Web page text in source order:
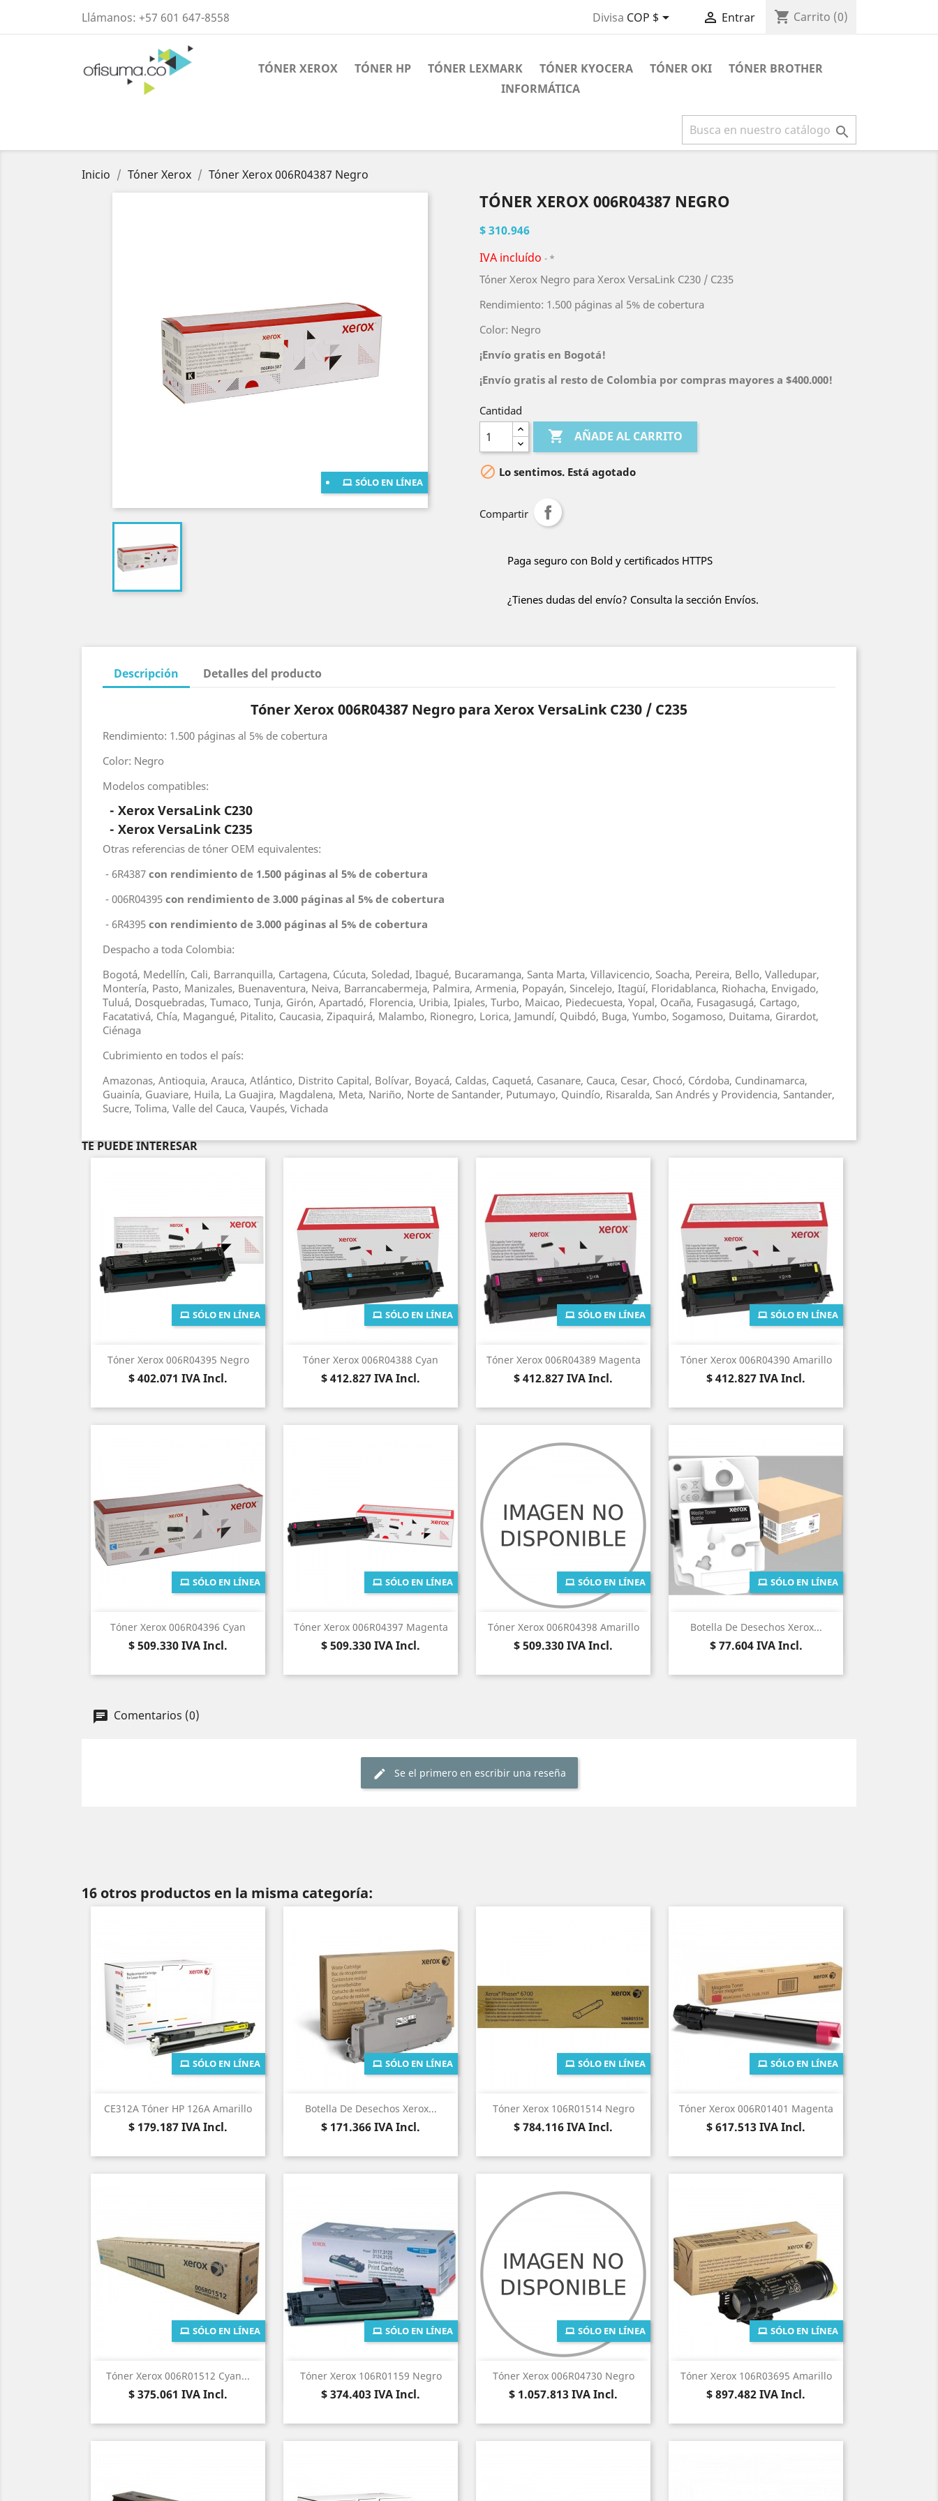
Llámanos: +57 601 647-8558 Divisa COP $  Entrar shopping_cart Carrito (0)
TÓNER XEROX TÓNER HP TÓNER LEXMARK TÓNER KYOCERA TÓNER OKI
TÓNER BROTHER
INFORMÁTICA

Inicio Tóner Xerox Tóner Xerox 006R04387 Negro
SÓLO EN LÍNEA
TÓNER XEROX 006R04387 NEGRO
$ 310.946
IVA incluído
*
Tóner Xerox Negro para Xerox VersaLink C230 / C235
Rendimiento: 1.500 páginas al 5% de cobertura
Color: Negro
¡Envío gratis en Bogotá!
¡Envío gratis al resto de Colombia por compras mayores a $400.000!
Cantidad
 AÑADE AL CARRITO
 Lo sentimos. Está agotado
Compartir
Paga seguro con Bold y certificados HTTPS
¿Tienes dudas del envío? Consulta la sección Envíos.
Descripción Detalles del producto
Tóner Xerox 006R04387 Negro para Xerox VersaLink C230 / C235
Rendimiento: 1.500 páginas al 5% de cobertura
Color: Negro
Modelos compatibles:
- Xerox VersaLink C230
- Xerox VersaLink C235
Otras referencias de tóner OEM equivalentes:
- 6R4387 con rendimiento de 1.500 páginas al 5% de cobertura
- 006R04395 con rendimiento de 3.000 páginas al 5% de cobertura
- 6R4395 con rendimiento de 3.000 páginas al 5% de cobertura
Despacho a toda Colombia:
Bogotá, Medellín, Cali, Barranquilla, Cartagena, Cúcuta, Soledad, Ibagué, Bucaramanga, Santa Marta, Villavicencio, Soacha, Pereira, Bello, Valledupar,
Montería, Pasto, Manizales, Buenaventura, Neiva, Barrancabermeja, Palmira, Armenia, Popayán, Sincelejo, Itagüí, Floridablanca, Riohacha, Envigado,
Tuluá, Dosquebradas, Tumaco, Tunja, Girón, Apartadó, Florencia, Uribia, Ipiales, Turbo, Maicao, Piedecuesta, Yopal, Ocaña, Fusagasugá, Cartago,
Facatativá, Chía, Magangué, Pitalito, Caucasia, Zipaquirá, Malambo, Rionegro, Lorica, Jamundí, Quibdó, Buga, Yumbo, Sogamoso, Duitama, Girardot,
Ciénaga
Cubrimiento en todos el país:
Amazonas, Antioquia, Arauca, Atlántico, Distrito Capital, Bolívar, Boyacá, Caldas, Caquetá, Casanare, Cauca, Cesar, Chocó, Córdoba, Cundinamarca,
Guainía, Guaviare, Huila, La Guajira, Magdalena, Meta, Nariño, Norte de Santander, Putumayo, Quindío, Risaralda, San Andrés y Providencia, Santander,
Sucre, Tolima, Valle del Cauca, Vaupés, Vichada
TE PUEDE INTERESAR
Tóner Xerox 006R04395 Negro
Precio
$ 402.071 IVA Incl.
SÓLO EN LÍNEA
Vista rápida Tóner Xerox 006R04388 Cyan
Precio
$ 412.827IVA Incl.
SÓLO EN LÍNEA
Vista rápida Tóner Xerox 006R04389 Magenta
Precio
$ 412.827IVA Incl.
SÓLO EN LÍNEA
Vista rápida Tóner Xerox 006R04390 Amarillo
Precio
$ 412.827IVA Incl.
SÓLO EN LÍNEA
Vista rápida
Tóner Xerox 006R04396 Cyan
Precio
$ 509.330IVA Incl.
SÓLO EN LÍNEA
Vista rápida Tóner Xerox 006R04397 Magenta
Precio
$ 509.330IVA Incl.
SÓLO EN LÍNEA
Vista rápida Tóner Xerox 006R04398 Amarillo
Precio
$ 509.330IVA Incl.
SÓLO EN LÍNEA
Vista rápida Botella De Desechos Xerox...
Precio
$ 77.604IVA Incl.
SÓLO EN LÍNEA
Vista rápida
Comentarios (0)
Se el primero en escribir una reseña
16 otros productos en la misma categoría:
CE312A Tóner HP 126A Amarillo
Precio
$ 179.187IVA Incl.
SÓLO EN LÍNEA
Vista rápida Botella De Desechos Xerox...
Precio
$ 171.366IVA Incl.
SÓLO EN LÍNEA
Vista rápida Tóner Xerox 106R01514 Negro
Precio
$ 784.116IVA Incl.
SÓLO EN LÍNEA
Vista rápida Tóner Xerox 006R01401 Magenta
Precio
$ 617.513IVA Incl.
SÓLO EN LÍNEA
Vista rápida
Tóner Xerox 006R01512 Cyan...
Precio
$ 375.061 IVA Incl.
SÓLO EN LÍNEA
Vista rápida Tóner Xerox 106R01159 Negro
Precio
$ 374.403IVA Incl.
SÓLO EN LÍNEA
Vista rápida Tóner Xerox 006R04730 Negro
Precio
$ 1.057.813IVA Incl.
SÓLO EN LÍNEA
Vista rápida Tóner Xerox 106R03695 Amarillo
Precio
$ 897.482IVA Incl.
SÓLO EN LÍNEA
Vista rápida